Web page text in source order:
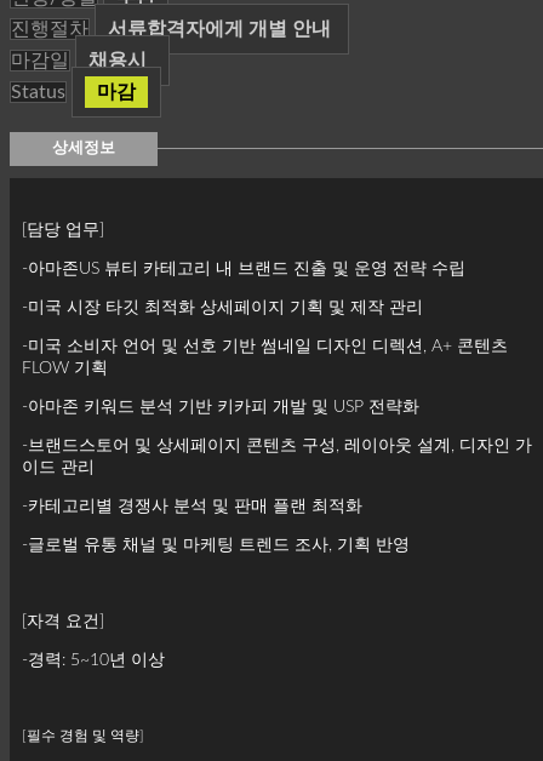
진행절차
서류합격자에게 개별 안내
마감일
채용시
Status
마감
상세정보
[담당 업무]
-아마존US 뷰티 카테고리 내 브랜드 진출 및 운영 전략 수립
-미국 시장 타깃 최적화 상세페이지 기획 및 제작 관리
-미국 소비자 언어 및 선호 기반 썸네일 디자인 디렉션, A+ 콘텐츠
FLOW 기획
-아마존 키워드 분석 기반 키카피 개발 및 USP 전략화
-브랜드스토어 및 상세페이지 콘텐츠 구성, 레이아웃 설계, 디자인 가
이드 관리
-카테고리별 경쟁사 분석 및 판매 플랜 최적화
-글로벌 유통 채널 및 마케팅 트렌드 조사, 기획 반영
[자격 요건]
-경력: 5~10년 이상
[필수 경험 및 역량]